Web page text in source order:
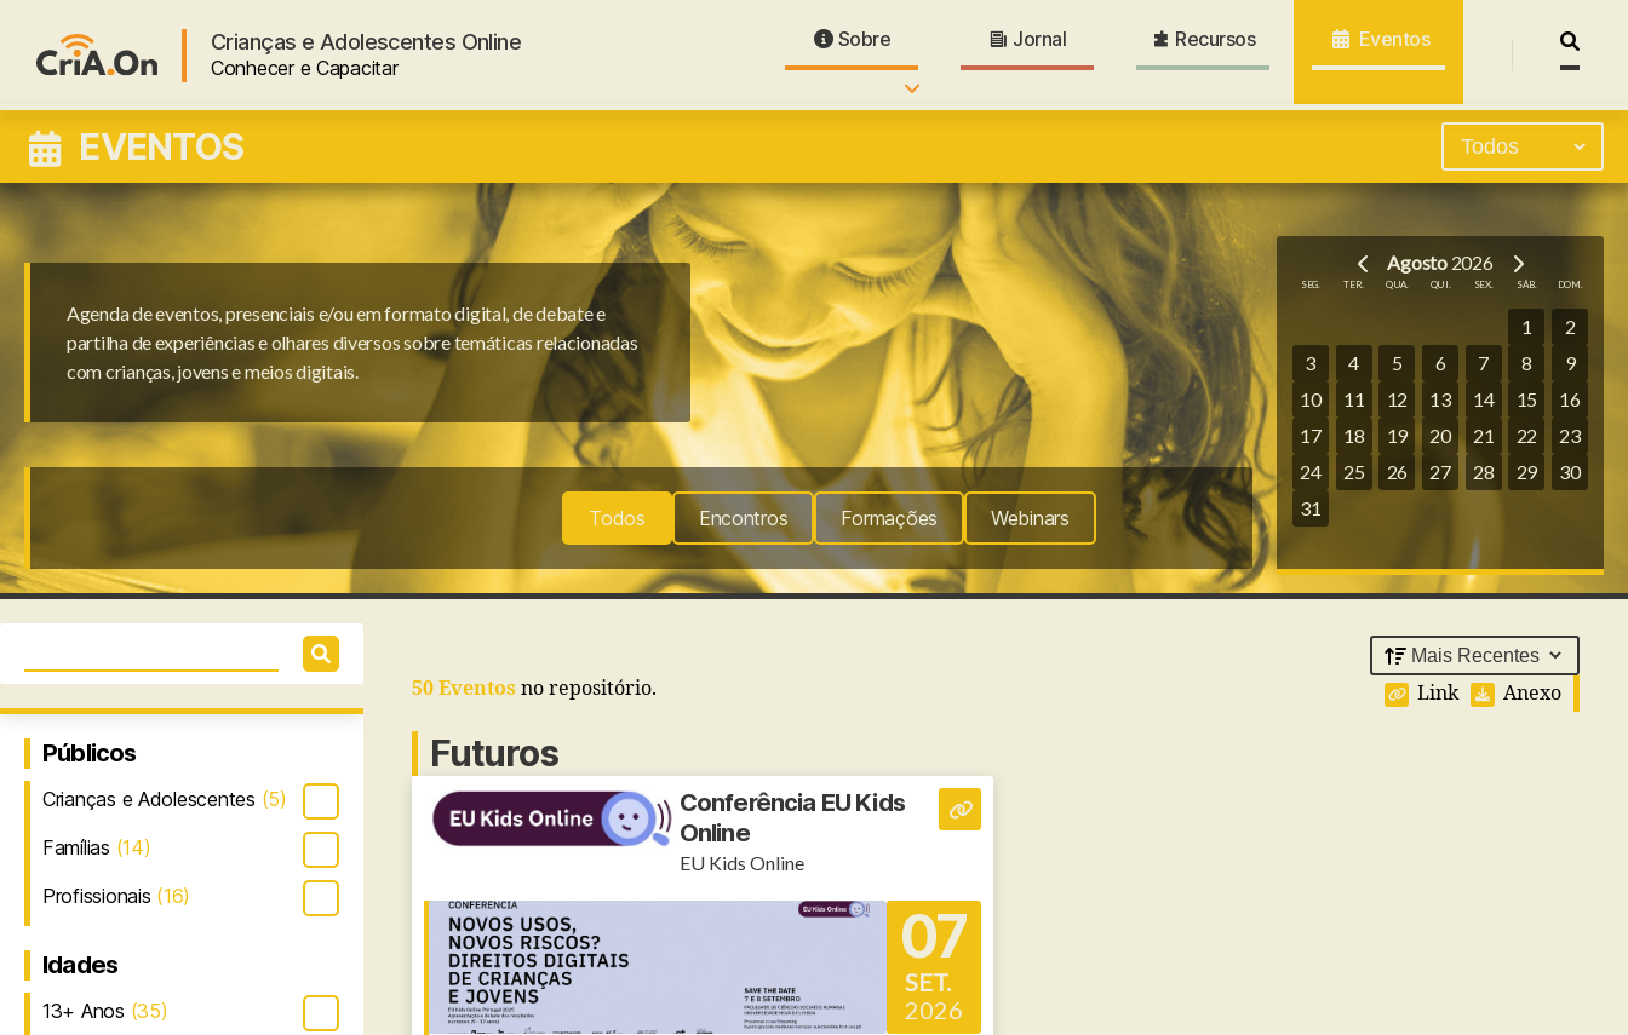
Crianças e Adolescentes Online
Conhecer e Capacitar
Sobre Jornal Recursos Eventos
por:
EVENTOS
Todos Encontros Formações Webinars
Agenda de eventos, presenciais e/ou em formato digital, de debate e
partilha de experiências e olhares diversos sobre temáticas relacionadas
com crianças, jovens e meios digitais.
Agosto 2026
SEG. TER. QUA. QUI. SEX. SÁB. DOM.
1
2
3
4 5 6 7 8
9
10
11 12 13 14 15
16
17
18 19 20 21 22
23
24
25 26 27 28 29
30
31
Públicos
Crianças e Adolescentes (5)
Famílias (14)
Profissionais (16)
Idades
13+ Anos (35)
50 Eventos no repositório. Link Anexo
Futuros
Conferência EU Kids
Online
EU Kids Online
07
SET.
2026